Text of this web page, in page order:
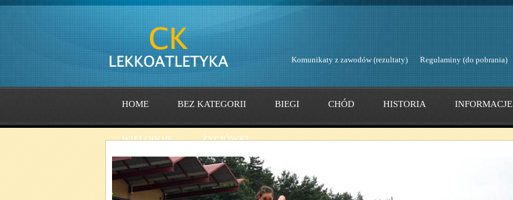
Komunikaty z zawodów (rezultaty) Regulaminy (do pobrania)
HOME BEZ KATEGORII BIEGI CHÓD HISTORIA INFORMACJE
WIELOBOJE ŻYCIÓWKI